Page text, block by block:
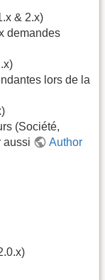
& 2.x)
demandes
lors de la
(Société,
aussi
Author